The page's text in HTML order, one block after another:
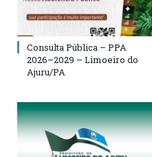
Consulta Pública – PPA
2026–2029 – Limoeiro do
Ajuru/PA